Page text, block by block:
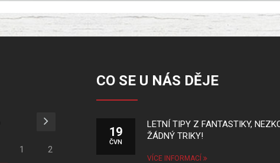
1 2
CO SE U NÁS DĚJE
19
ČVN
LETNÍ TIPY Z FANTASTIKY,
ŽÁDNÝ TRIKY!
VÍCE INFORMACÍ